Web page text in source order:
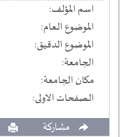
اسم المؤلف:
الموضوع العام:
الموضوع الدقيق:
الجامعة:
مكان الجامعة:
الصفحات الاولى:
مشاركة